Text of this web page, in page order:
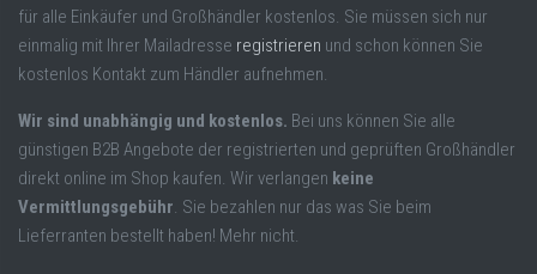
für alle Einkäufer und Großhändler kostenlos. Sie müssen sich nur
einmalig mit Ihrer Mailadresse registrieren und schon können Sie
kostenlos Kontakt zum Händler aufnehmen.
Wir sind unabhängig und kostenlos. Bei uns können Sie alle
günstigen B2B Angebote der registrierten und geprüften Großhändler
direkt online im Shop kaufen. Wir verlangen keine
Vermittlungsgebühr. Sie bezahlen nur das was Sie beim
Lieferranten bestellt haben! Mehr nicht.